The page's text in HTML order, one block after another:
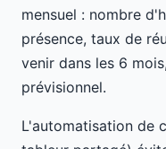
mensuel : nombre
présence, taux de
venir dans les 6
prévisionnel.
L'automatisation de